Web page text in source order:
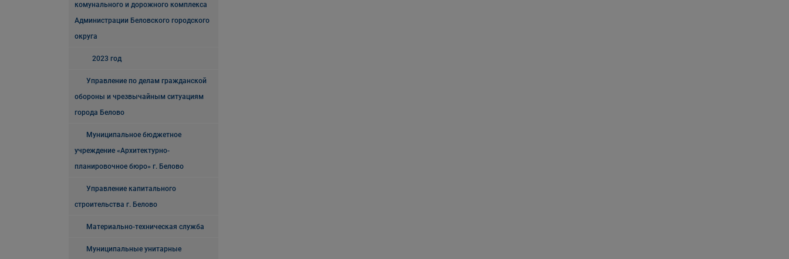
комунального и дорожного комплекса
Администрации Беловского городского
округа
2023 год
Управление по делам гражданской
обороны и чрезвычайным ситуациям
города Белово
Муниципальное бюджетное
учреждение «Архитектурно-
планировочное бюро» г. Белово
Управление капитального
строительства г. Белово
Материально-техническая служба
Муниципальные унитарные